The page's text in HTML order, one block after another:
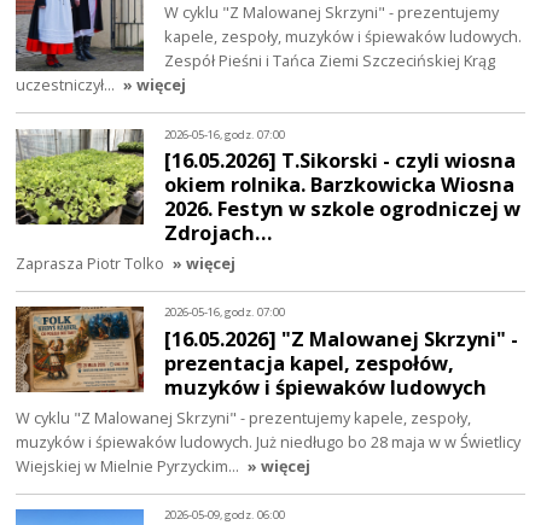
W cyklu "Z Malowanej Skrzyni" - prezentujemy
kapele, zespoły, muzyków i śpiewaków ludowych.
Zespół Pieśni i Tańca Ziemi Szczecińskiej Krąg
uczestniczył… » więcej
2026-05-16, godz. 07:00
[16.05.2026] T.Sikorski - czyli wiosna
okiem rolnika. Barzkowicka Wiosna
2026. Festyn w szkole ogrodniczej w
Zdrojach…
Zaprasza Piotr Tolko » więcej
2026-05-16, godz. 07:00
[16.05.2026] "Z Malowanej Skrzyni" -
prezentacja kapel, zespołów,
muzyków i śpiewaków ludowych
W cyklu "Z Malowanej Skrzyni" - prezentujemy kapele, zespoły,
muzyków i śpiewaków ludowych. Już niedługo bo 28 maja w w Świetlicy
Wiejskiej w Mielnie Pyrzyckim… » więcej
2026-05-09, godz. 06:00